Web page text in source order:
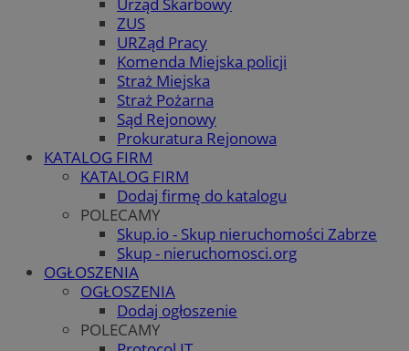
ZUS
URZąd Pracy
Komenda Miejska policji
Straż Miejska
Straż Pożarna
Sąd Rejonowy
Prokuratura Rejonowa
KATALOG FIRM
KATALOG FIRM
Dodaj firmę do katalogu
POLECAMY
Skup.io - Skup nieruchomości Zabrze
Skup - nieruchomosci.org
OGŁOSZENIA
OGŁOSZENIA
Dodaj ogłoszenie
POLECAMY